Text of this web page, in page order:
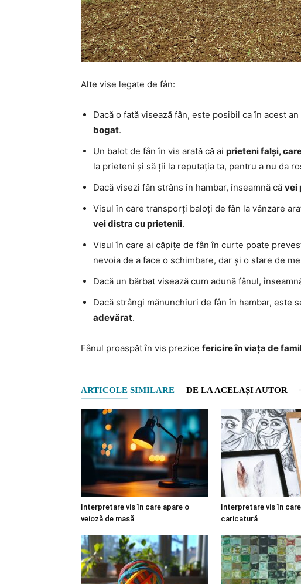
Alte vise legate de fân:
Dacă o fată visează fân, este posibil ca în acest an
bogat.
Un balot de fân în vis arată că ai prieteni falși,
la prieteni și să ții la reputația ta, pentru a nu da
Dacă visezi fân strâns în hambar, înseamnă că vei
Visul în care transporți baloți de fân la vânzare
vei distra cu prietenii.
Visul în care ai căpițe de fân în curte poate
nevoia de a face o schimbare, dar și o stare de
Dacă un bărbat visează cum adună fânul,
Dacă strângi mănunchiuri de fân în hambar, este
adevărat.
Fânul proaspăt în vis prezice fericire în viața de
ARTICOLE SIMILARE DE LA ACELAȘI AUTOR
Interpretare vis în care apare o
veioză de masă
Interpretare vis în
caricatură